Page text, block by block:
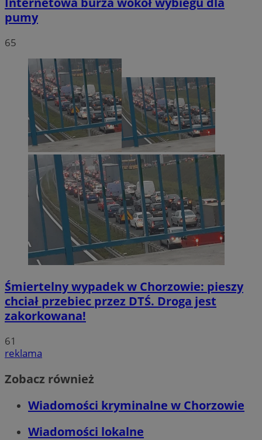
pumy
65
Śmiertelny wypadek w Chorzowie: pieszy
chciał przebiec przez DTŚ. Droga jest
zakorkowana!
61
reklama
Zobacz również
Wiadomości kryminalne w Chorzowie
Wiadomości lokalne